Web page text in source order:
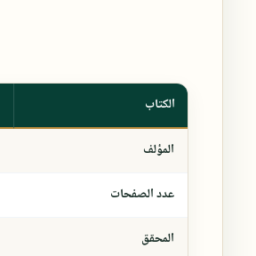
الكتاب
المؤلف
عدد الصفحات
المحقق